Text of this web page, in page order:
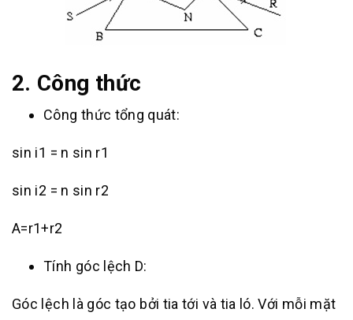
2. Công thức
Công thức tổng quát:
sin i1 = n sin r1
sin i2 = n sin r2
A=r1+r2
Tính góc lệch D:
Góc lệch là góc tạo bởi tia tới và tia ló. Với mỗi mặt